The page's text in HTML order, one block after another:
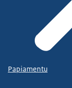
Papiamentu